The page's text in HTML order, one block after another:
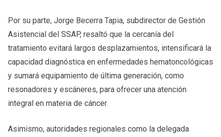
Por su parte, Jorge Becerra Tapia, subdirector de Gestión
Asistencial del SSAP, resaltó que la cercanía del
tratamiento evitará largos desplazamientos, intensificará la
capacidad diagnóstica en enfermedades hematoncológicas
y sumará equipamiento de última generación, como
resonadores y escáneres, para ofrecer una atención
integral en materia de cáncer.
Asimismo, autoridades regionales como la delegada